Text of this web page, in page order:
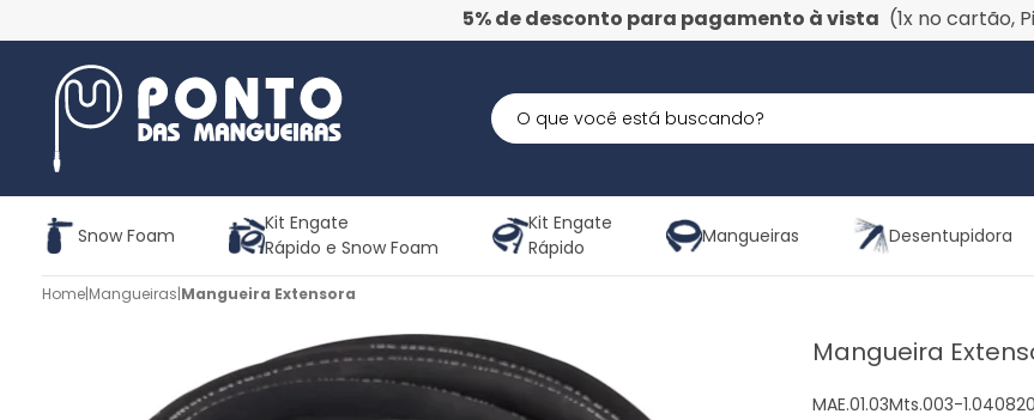
5% de desconto para pagamento à vista (1x no cartão,
Snow Foam
Kit Engate
Rápido e Snow Foam
Kit Engate
Rápido
Mangueiras Desentupidora
Home|Mangueiras|Mangueira Extensora
Mangueira
MAE.01.03Mts.003-